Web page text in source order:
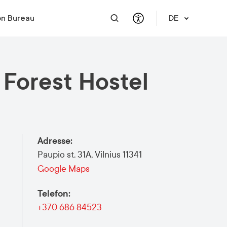
PRAKTISCHE INFORMATIONEN
Vilnius Pass
Karten von Vilnius
Publikationen
UNTERSTÜTZUNG FÜR
UNTERNEHMEN
INTEGRATION
Veranstaltungen & Aktivitäten
Bureau
HILFE & UNTERSTÜTZUNG
Angebotsanfrage
DE
Hostel
Adresse:
Paupio st. 31A, Vilnius 11341
Google Maps
Telefon:
+370 686 84523